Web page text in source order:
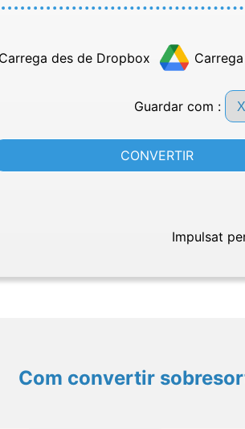
Carrega des de Dropbox
Guardar com :
CONVERTIR
Impulsat
Com convertir